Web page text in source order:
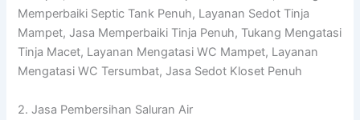
Memperbaiki Septic Tank Penuh, Layanan Sedot Tinja
Mampet, Jasa Memperbaiki Tinja Penuh, Tukang Mengatasi
Tinja Macet, Layanan Mengatasi WC Mampet, Layanan
Mengatasi WC Tersumbat, Jasa Sedot Kloset Penuh
2. Jasa Pembersihan Saluran Air